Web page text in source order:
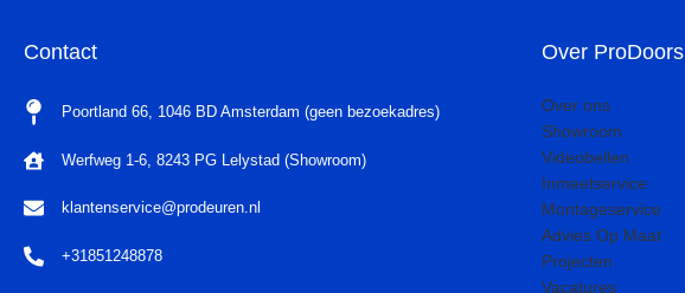
Contact
Poortland 66, 1046 BD Amsterdam (geen bezoekadres)
Werfweg 1-6, 8243 PG Lelystad (Showroom)
klantenservice@prodeuren.nl
+31851248878
Over ProDoors
Over ons
Showroom
Videobellen
Inmeetservice
Montageservice
Advies Op Maat
Projecten
Vacatures